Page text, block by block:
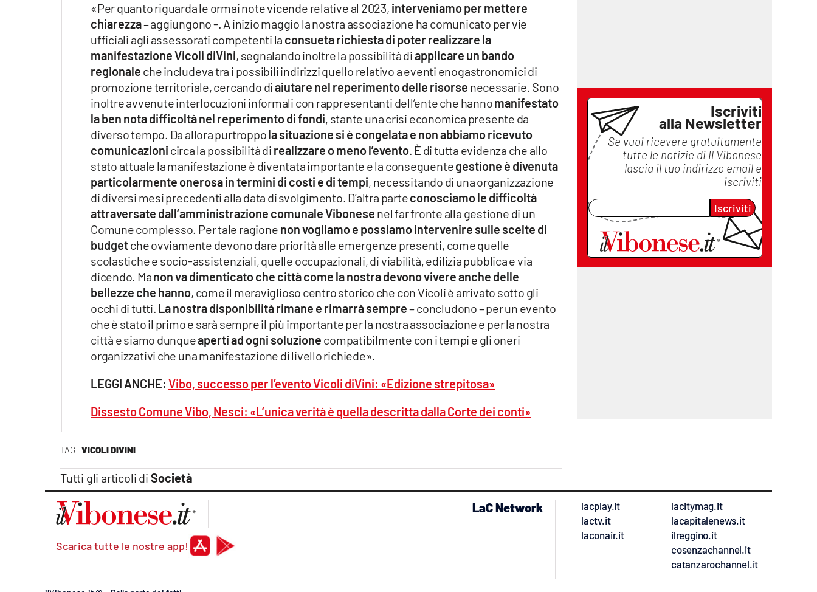
TAG VICOLI DIVINI
Tutti gli articoli di Società
«Per quanto riguarda le ormai note vicende relative al 2023, interveniamo per mettere
chiarezza– aggiungono -. A inizio maggio la nostra associazione ha comunicato per vie
ufficiali agli assessorati competenti la consueta richiesta di poter realizzare la
manifestazione Vicoli diVini, segnalando inoltre la possibilità diapplicare un bando
regionale che includeva tra i possibili indirizzi quello relativo a eventi enogastronomici di
promozione territoriale, cercando diaiutare nel reperimento delle risorse necessarie. Sono
inoltre avvenute interlocuzioni informali con rappresentanti dell’ente che hannomanifestato
la ben nota difficoltà nel reperimento di fondi, stante una crisi economica presente da
diverso tempo. Da allora purtroppola situazione si è congelata e non abbiamo ricevuto
comunicazioni circa la possibilità di realizzare o meno l’evento. È di tutta evidenza che allo
stato attuale la manifestazione è diventata importante e la conseguentegestione è divenuta
particolarmente onerosa in termini di costi e di tempi, necessitando di una organizzazione
di diversi mesi precedenti alla data di svolgimento. D’altra parteconosciamo le difficoltà
attraversate dall’amministrazione comunale Vibonese nel far fronte alla gestione di un
Comune complesso. Per tale ragione non vogliamo e possiamo intervenire sulle scelte di
budgetche ovviamente devono dare priorità alle emergenze presenti, come quelle
scolastiche e socio-assistenziali, quelle occupazionali, di viabilità, edilizia pubblica e via
dicendo. Manon va dimenticato che città come la nostra devono vivere anche delle
bellezze che hanno, come il meraviglioso centro storico che con Vicoli è arrivato sotto gli
occhi di tutti. La nostra disponibilità rimane e rimarrà sempre– concludono – per un evento
che è stato il primo e sarà sempre il più importante per la nostra associazione e per la nostra
città e siamo dunqueaperti ad ogni soluzione compatibilmente con i tempi e gli oneri
organizzativi che una manifestazione di livello richiede».
LEGGI ANCHE: Vibo, successo per l’evento Vicoli diVini: «Edizione strepitosa»
Dissesto Comune Vibo, Nesci: «L’unica verità è quella descritta dalla Corte dei conti»
Iscriviti
alla Newsletter
Se vuoi ricevere gratuitamente
tutte le notizie di Il Vibonese
lascia il tuo indirizzo email e
iscriviti
Iscriviti
Scarica tutte le nostre app!
LaC Network
lacplay.it
lactv.it
laconair.it
lacitymag.it
lacapitalenews.it
ilreggino.it
cosenzachannel.it
catanzarochannel.it